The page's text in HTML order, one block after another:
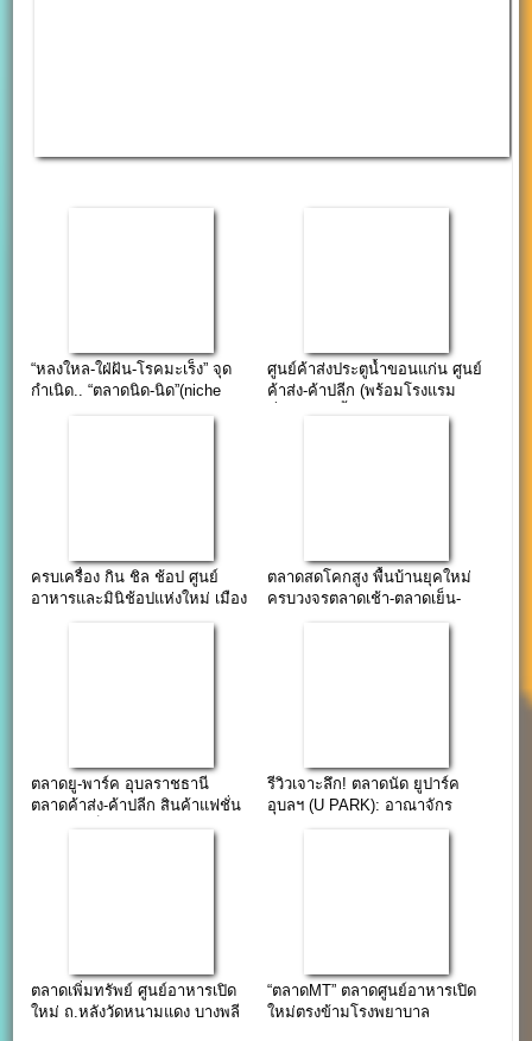
“หลงใหล-ใฝ่ฝัน-โรคมะเร็ง” จุด
กำเนิด.. “ตลาดนิด-นิด”(niche
ศูนย์ค้าส่งประตูน้ำขอนแก่น ศูนย์
ค้าส่ง-ค้าปลีก (พร้อมโรงแรม
ที่พัก&สวนน้ำไดโน วอเตอร์ พาร์
ครบเครื่อง กิน ชิล ช้อป ศูนย์
อาหารและมินิช้อปแห่งใหม่ เมือง
ตลาดสดโคกสูง พื้นบ้านยุคใหม่
ครบวงจรตลาดเช้า-ตลาดเย็น-
ตลาดยู-พาร์ค อุบลราชธานี
ตลาดค้าส่ง-ค้าปลีก สินค้าแฟชั่น
กว่า 500 ล็อคร้านค้า ตลาดที่
รีวิวเจาะลึก! ตลาดนัด ยูปาร์ค
อุบลฯ (U PARK): อาณาจักร
ของกินและแหล่งช้อปที่ใหญ่ที่สุด
ตลาดเพิ่มทรัพย์ ศูนย์อาหารเปิด
ใหม่ ถ.หลังวัดหนามแดง บางพลี
“ตลาดMT” ตลาดศูนย์อาหารเปิด
ใหม่ตรงข้ามโรงพยาบาล